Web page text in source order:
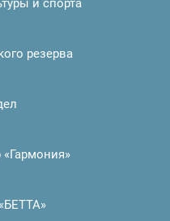
резерва